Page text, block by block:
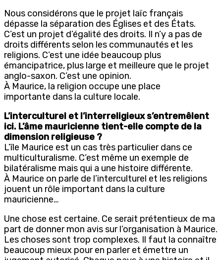
Nous considérons que le projet laïc français
dépasse la séparation des Églises et des États.
C’est un projet d’égalité des droits. Il n’y a pas de
droits différents selon les communautés et les
religions. C’est une idée beaucoup plus
émancipatrice, plus large et meilleure que le projet
anglo-saxon. C’est une opinion.
À Maurice, la religion occupe une place
importante dans la culture locale.
L’interculturel et l’interreligieux s’entremêlent
ici. L’âme mauricienne tient-elle compte de la
dimension religieuse ?
L’île Maurice est un cas très particulier dans ce
multiculturalisme. C’est même un exemple de
bilatéralisme mais qui a une histoire différente.
À Maurice on parle de l’interculturel et les religions
jouent un rôle important dans la culture
mauricienne…
Une chose est certaine. Ce serait prétentieux de ma
part de donner mon avis sur l’organisation à Maurice.
Les choses sont trop complexes. Il faut la connaître
beaucoup mieux pour en parler et émettre un